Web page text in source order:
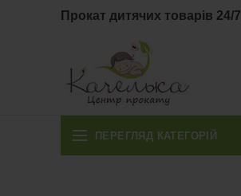
Прокат дитячих товарів 24/7
ПЕРЕГЛЯД КАТЕГОРІЙ